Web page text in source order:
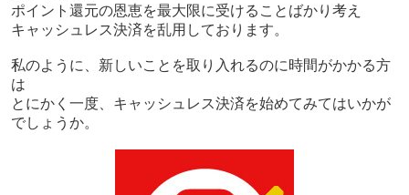
ポイント還元の恩恵を最大限に受けることばかり考え
キャッシュレス決済を乱用しております。
私のように、新しいことを取り入れるのに時間がかかる方
は
とにかく一度、キャッシュレス決済を始めてみてはいかが
でしょうか。